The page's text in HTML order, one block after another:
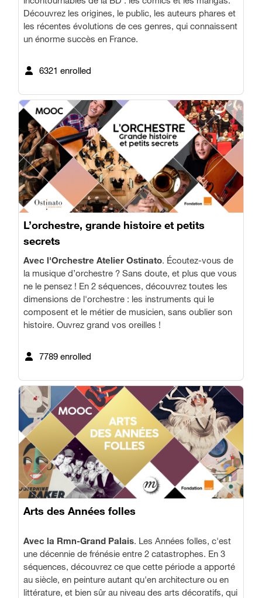
Découvrez les origines, le public, les auteurs phares et
les récentes évolutions de ces genres, qui connaissent
un énorme succès en France.
6321 enrolled
L’orchestre, grande histoire et petits
secrets
Avec l'Orchestre Atelier Ostinato. Écoutez-vous de
la musique d’orchestre ? Sans doute, et plus que vous
ne le pensez ! En 2 séquences, découvrez toutes les
dimensions de l'orchestre : les instruments qui le
composent et le métier de musicien, sans oublier son
histoire. Ouvrez grand vos oreilles !
7789 enrolled
Arts des Années folles
Avec la Rmn-Grand Palais. Les Années folles, c'est
une décennie de frénésie entre 2 catastrophes. En 3
séquences, découvrez ce que cette période a apporté
au siècle, en peinture autant qu'en architecture ou en
littérature, et bien sûr au niveau des arts décoratifs, qui